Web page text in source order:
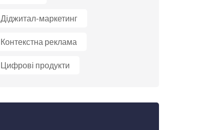
Діджитал-маркетинг
Контекстна реклама
Цифрові продукти